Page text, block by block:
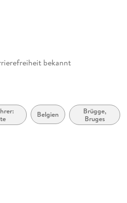
bekannt
Belgien
Brügge,
Bruges